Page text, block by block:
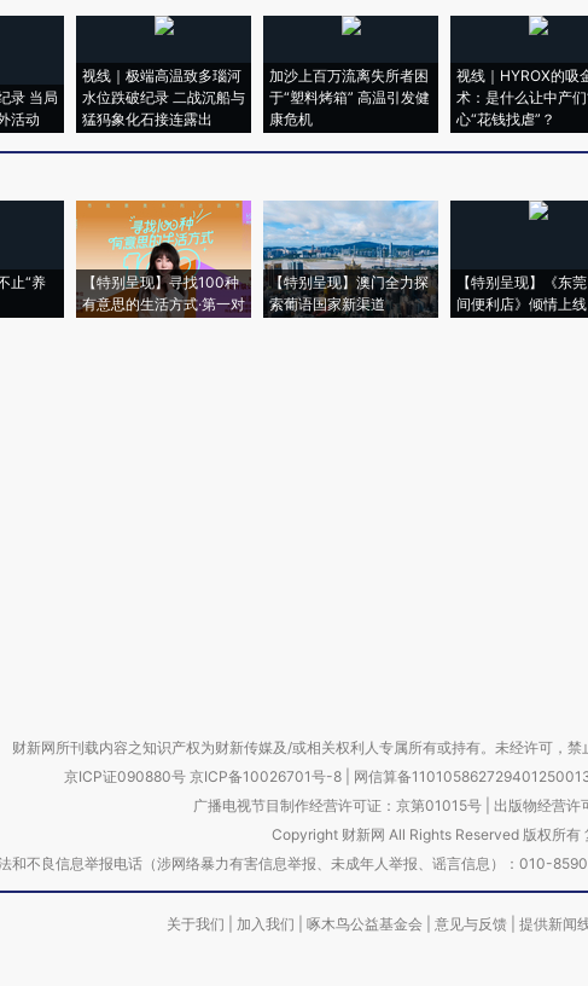
录 当局
活动
视线｜极端高温致多瑙河
水位跌破纪录 二战沉船与
猛犸象化石接连露出
加沙上百万流离失所者困
于“塑料烤箱” 高温引发健
康危机
视线｜HYROX的吸
术：是什么让中产
心“花钱找虐”？
止“养
【特别呈现】寻找100种
有意思的生活方式·第一对
【特别呈现】澳门全力探
索葡语国家新渠道
【特别呈现】《东
间便利店》倾情上线
财新网所刊载内容之知识产权为财新传媒及/或相关权利人专属所有或持有。未经许可，禁
京ICP证090880号 京ICP备10026701号-8 网信算备
广播电视节目制作经营许可证：京第01015号| 出版物经营许
Copyright 财新网 All Rights Reserved 版权所有
和不良信息举报电话（涉网络暴力有害信息举报、未成年人举报、谣言信息）：010-
关于我们 加入我们 啄木鸟公益基金会 意见与反馈 提供新闻